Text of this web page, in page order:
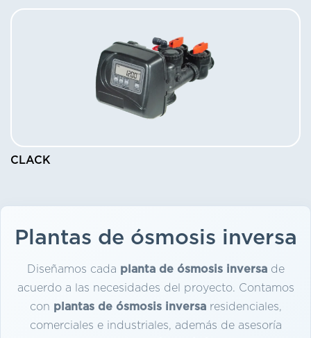
CLACK
Plantas de ósmosis inversa
Diseñamos cada planta de ósmosis inversade
acuerdo a las necesidades del proyecto. Contamos
con plantas de ósmosis inversaresidenciales,
comerciales e industriales, además de asesoría